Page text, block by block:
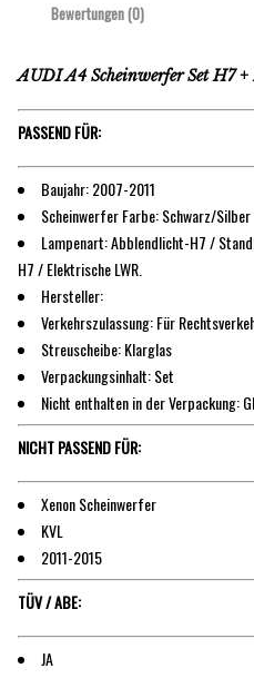
Bewertungen (0)
AUDI A4 Scheinwerfer Set H7
PASSEND FÜR:
Baujahr: 2007-2011
Scheinwerfer Farbe: Schwarz/Silber
Lampenart: Abblendlicht-H7 /
H7 / Elektrische LWR.
Hersteller:
Verkehrszulassung: Für
Streuscheibe: Klarglas
Verpackungsinhalt: Set
Nicht enthalten in der Verpackung:
NICHT PASSEND FÜR:
Xenon Scheinwerfer
KVL
2011-2015
TÜV / ABE:
JA